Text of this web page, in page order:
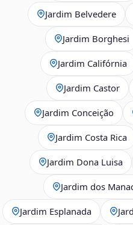
Jardim Belvedere
Jardim Borghesi
Jardim Califórnia
Jardim Castor
Jardim Conceição
Jardim Costa Rica
Jardim Dona Luisa
Jardim dos
Jardim Esplanada